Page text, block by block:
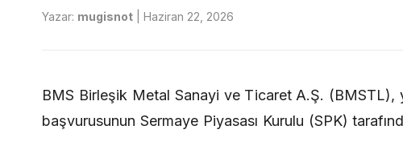
Yazar: mugisnot Haziran 22, 2026
BMS Birleşik Metal Sanayi ve Ticaret A.Ş. (BMSTL),
başvurusunun Sermaye Piyasası Kurulu (SPK)